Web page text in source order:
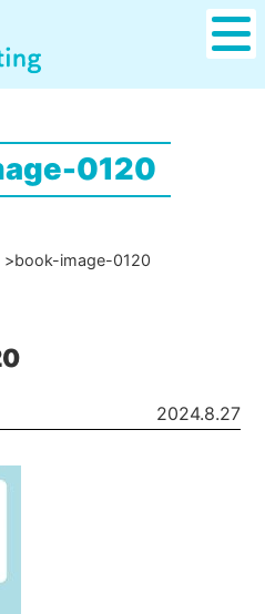
0120
>book-image-0120
2024.8.27